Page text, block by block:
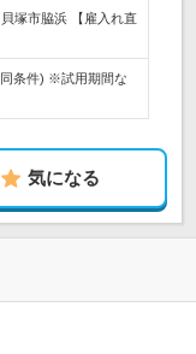
塚市脇浜 【雇入れ直
条件) ※試用期間な
気になる